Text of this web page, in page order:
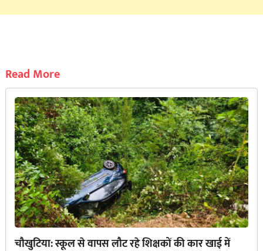
Read More
चौखुटिया: स्कूल से वापस लौट रहे शिक्षकों की कार खाई में